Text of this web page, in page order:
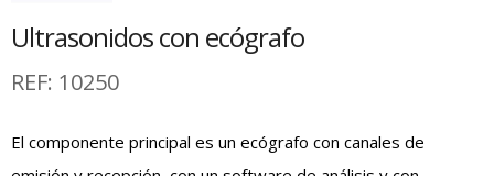
Ultrasonidos con ecógrafo
REF: 10250
El componente principal es un ecógrafo con canales de